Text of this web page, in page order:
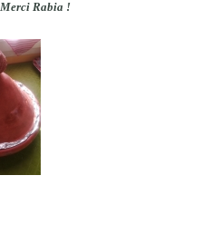
Merci Rabia !